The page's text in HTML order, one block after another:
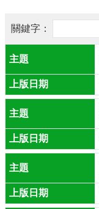
公
告
學
程
介
學
程
成
員
學
生